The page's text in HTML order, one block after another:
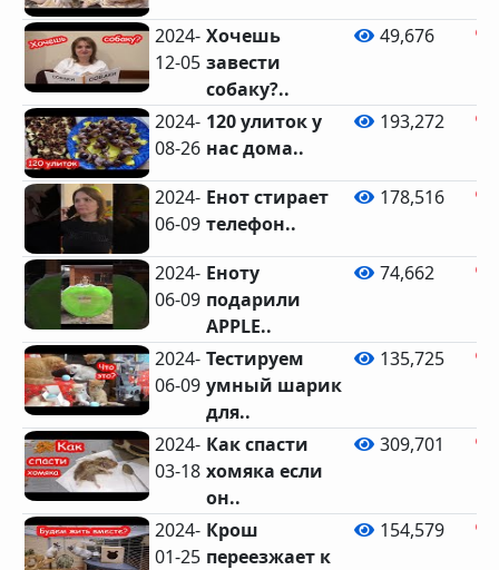
2024-
12-05
Хочешь
завести
собаку?..
49,676
2024-
08-26
120 улиток у
нас дома..
193,272
2024-
06-09
Енот стирает
телефон..
178,516
2024-
06-09
Еноту
подарили
APPLE..
74,662
2024-
06-09
Тестируем
умный шарик
для..
135,725
2024-
03-18
Как спасти
хомяка если
он..
309,701
2024-
01-25
Крош
переезжает к
154,579